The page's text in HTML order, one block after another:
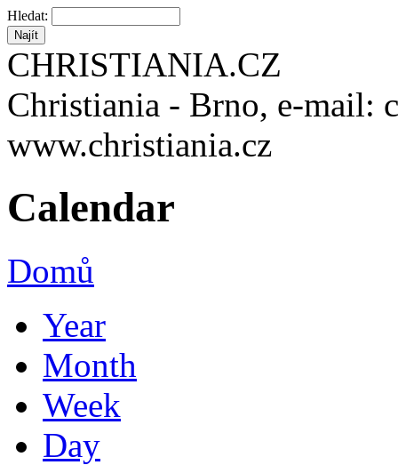
Hledat:
CHRISTIANIA.CZ
Christiania - Brno, e-mail:
www.christiania.cz
Calendar
Domů
Year
Month
Week
Day